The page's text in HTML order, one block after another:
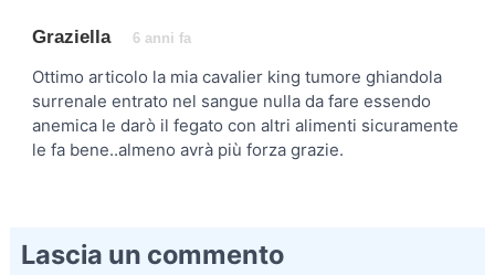
Graziella 6 anni fa
Ottimo articolo la mia cavalier king tumore ghiandola
surrenale entrato nel sangue nulla da fare essendo
anemica le darò il fegato con altri alimenti sicuramente
le fa bene..almeno avrà più forza grazie.
Lascia un commento